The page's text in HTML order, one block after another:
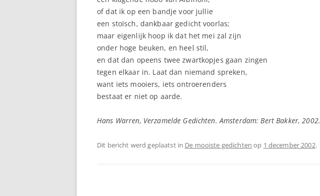
of dat ik op een bandje voor jullie
een stoïsch, dankbaar gedicht voorlas;
maar eigenlijk hoop ik dat het mei zal zijn
onder hoge beuken, en heel stil,
en dat dan opeens twee zwartkopjes gaan zingen
tegen elkaar in. Laat dan niemand spreken,
want iets mooiers, iets ontroerenders
bestaat er niet op aarde.
Hans Warren, Verzamelde Gedichten. Amsterdam: Bert Bakker, 2002.
Dit bericht werd geplaatst in De mooiste gedichten op 1 december 2002.